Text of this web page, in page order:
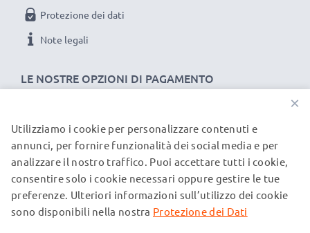
LE NOSTRE OPZIONI DI PAGAMENTO
Protezione dei dati
Note legali
I NOSTRI PARTNER DI SPEDIZIONE
© subtel.it 2026
Tutti i prezzi includono l'IVA e sono esclusi i costi di
spedizione. Si prega di notare che tutti i marchi menzionati
×
Utilizziamo i cookie per personalizzare contenuti e
annunci, per fornire funzionalità dei social media e per
analizzare il nostro traffico. Puoi accettare tutti i cookie,
consentire solo i cookie necessari oppure gestire le tue
preferenze. Ulteriori informazioni sull’utilizzo dei cookie
sono disponibili nella nostra Protezione dei Dati